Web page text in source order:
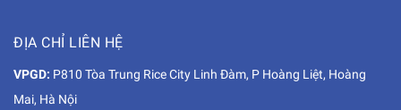
ĐỊA CHỈ LIÊN HỆ
VPGD: P810 Tòa Trung Rice City Linh Đàm, P Hoàng Liệt, Hoàng
Mai, Hà Nội